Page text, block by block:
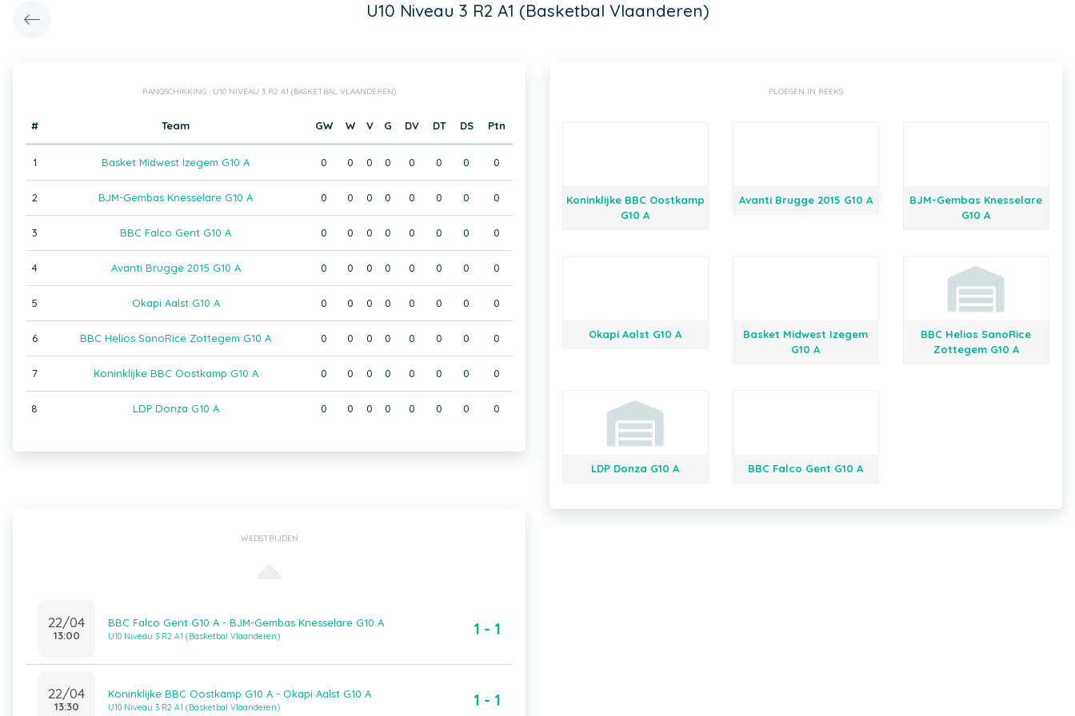
U10 Niveau 3 R2 A1 (Basketbal Vlaanderen)
RANGSCHIKKING : U10 NIVEAU 3 R2 A1 (BASKETBAL VLAANDEREN)
# Team GW W V G DV DT DS Ptn
1 Basket Midwest Izegem G10 A 0 0 0 0 0 0 0 0
2 BJM-Gembas Knesselare G10 A 0 0 0 0 0 0 0 0
3 BBC Falco Gent G10 A 0 0 0 0 0 0 0 0
4 Avanti Brugge 2015 G10 A 0 0 0 0 0 0 0 0
5 Okapi Aalst G10 A 0 0 0 0 0 0 0 0
6 BBC Helios SanoRice Zottegem G10 A 0 0 0 0 0 0 0 0
7 Koninklijke BBC Oostkamp G10 A 0 0 0 0 0 0 0 0
8 LDP Donza G10 A 0 0 0 0 0 0 0 0
PLOEGEN IN REEKS
Koninklijke BBC Oostkamp
G10 A
Avanti Brugge 2015 G10 A
BJM-Gembas Knesselare
G10 A
Okapi Aalst G10 A
Basket Midwest Izegem
G10 A
BBC Helios SanoRice
Zottegem G10 A
LDP Donza G10 A BBC Falco Gent G10 A
WEDSTRIJDEN
22/04
13:00
BBC Falco Gent G10 A - BJM-Gembas Knesselare G10 A
U10 Niveau 3 R2 A1 (Basketbal Vlaanderen) 1 - 1
22/04
13:30
Koninklijke BBC Oostkamp G10 A - Okapi Aalst G10 A
U10 Niveau 3 R2 A1 (Basketbal Vlaanderen) 1 - 1